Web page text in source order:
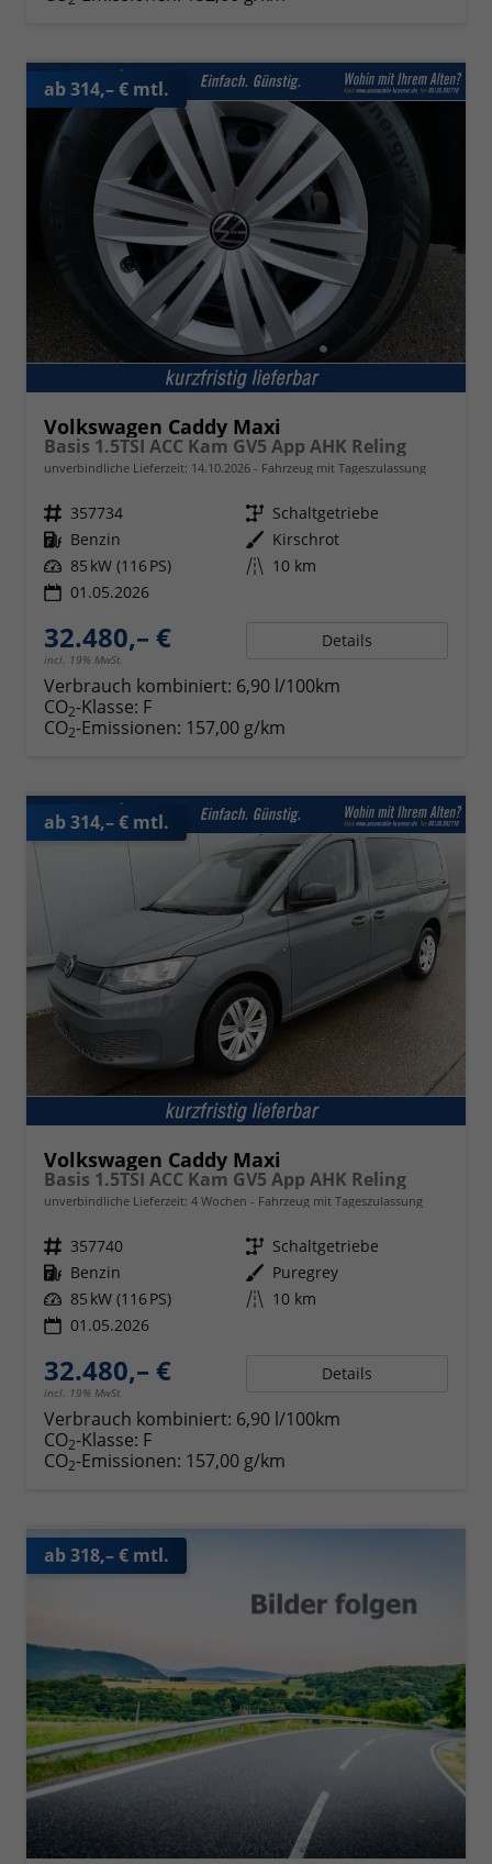
ab 314,– € mtl.
Volkswagen Caddy Maxi
Basis 1.5TSI ACC Kam GV5 App AHK Reling
unverbindliche Lieferzeit: 14.10.2026 Fahrzeug mit Tageszulassung
Fahrzeugnr. 357734 Getriebe Schaltgetriebe
Kraftstoff Benzin Außenfarbe Kirschrot
Leistung 85 kW (116 PS) Kilometerstand 10 km
01.05.2026
32.480,– €
incl. 19% MwSt.
Details
Verbrauch kombiniert: 6,90 l/100km
CO2-Klasse: F
CO2-Emissionen: 157,00 g/km
ab 314,– € mtl.
Volkswagen Caddy Maxi
Basis 1.5TSI ACC Kam GV5 App AHK Reling
unverbindliche Lieferzeit: 4 Wochen Fahrzeug mit Tageszulassung
Fahrzeugnr. 357740 Getriebe Schaltgetriebe
Kraftstoff Benzin Außenfarbe Puregrey
Leistung 85 kW (116 PS) Kilometerstand 10 km
01.05.2026
32.480,– €
incl. 19% MwSt.
Details
Verbrauch kombiniert: 6,90 l/100km
CO2-Klasse: F
CO2-Emissionen: 157,00 g/km
ab 318,– € mtl.